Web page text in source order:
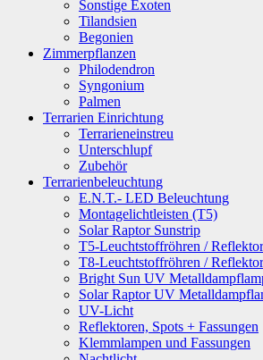
Sonstige Exoten
Tilandsien
Begonien
Zimmerpflanzen
Philodendron
Syngonium
Palmen
Terrarien Einrichtung
Terrarieneinstreu
Unterschlupf
Zubehör
Terrarienbeleuchtung
E.N.T.- LED Beleuchtung
Montagelichtleisten (T5)
Solar Raptor Sunstrip
T5-Leuchtstoffröhren / Reflektor
T8-Leuchtstoffröhren / Reflektor
Bright Sun UV
Solar Raptor UV
UV-Licht
Reflektoren, Spots + Fassungen
Klemmlampen und Fassungen